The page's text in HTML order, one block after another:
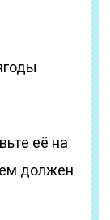
её на
должен